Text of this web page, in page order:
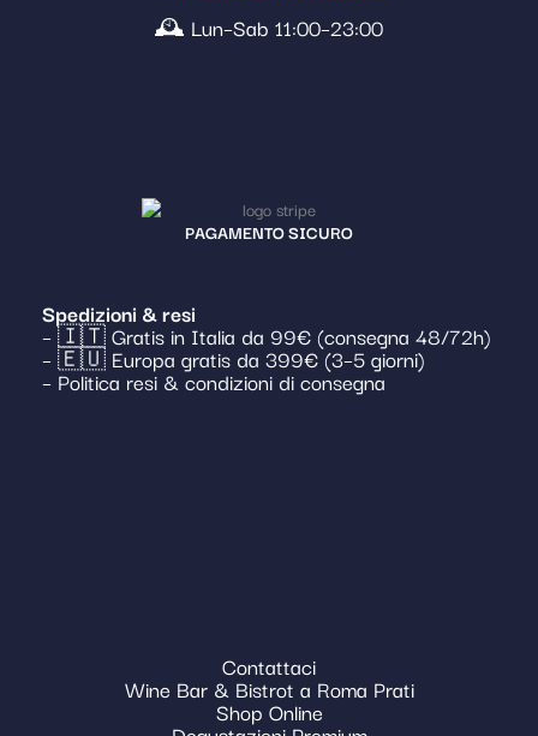
🕰️ Lun–Sab 11:00–23:00
PAGAMENTO SICURO
Spedizioni & resi
– 🇮🇹 Gratis in Italia da 99€ (consegna 48/72h)
– 🇪🇺 Europa gratis da 399€ (3–5 giorni)
– Politica resi & condizioni di consegna
Contattaci
Wine Bar & Bistrot a Roma Prati
Shop Online